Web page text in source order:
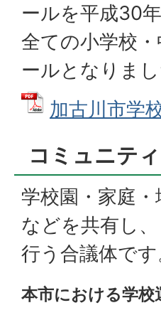
ールを平成30
全ての小学校
ールとなりまし
加古川市学
コミュニテ
学校園・家庭
などを共有し
行う合議体です
本市における学